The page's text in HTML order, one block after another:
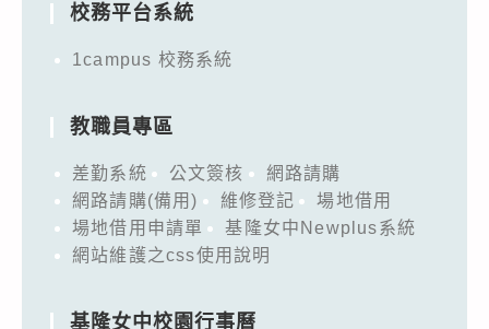
校務平台系統
1campus 校務系統
教職員專區
差勤系統 公文簽核
網路請購
網路請購(備用)
維修登記
場地借用
場地借用申請單
基隆女中Newplus系統
網站維護之css使用說明
基隆女中校園行事曆